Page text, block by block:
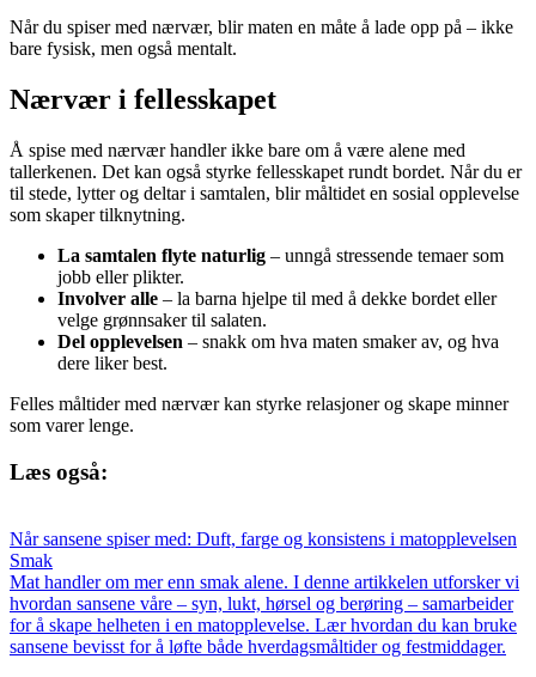
Når du spiser med nærvær, blir maten en måte å lade opp på – ikke
bare fysisk, men også mentalt.
Nærvær i fellesskapet
Å spise med nærvær handler ikke bare om å være alene med
tallerkenen. Det kan også styrke fellesskapet rundt bordet. Når du er
til stede, lytter og deltar i samtalen, blir måltidet en sosial opplevelse
som skaper tilknytning.
La samtalen flyte naturlig – unngå stressende temaer som
jobb eller plikter.
Involver alle – la barna hjelpe til med å dekke bordet eller
velge grønnsaker til salaten.
Del opplevelsen – snakk om hva maten smaker av, og hva
dere liker best.
Felles måltider med nærvær kan styrke relasjoner og skape minner
som varer lenge.
Læs også:
Når sansene spiser med: Duft, farge og konsistens i matopplevelsen
Smak
Mat handler om mer enn smak alene. I denne artikkelen utforsker vi
hvordan sansene våre – syn, lukt, hørsel og berøring – samarbeider
for å skape helheten i en matopplevelse. Lær hvordan du kan bruke
sansene bevisst for å løfte både hverdagsmåltider og festmiddager.